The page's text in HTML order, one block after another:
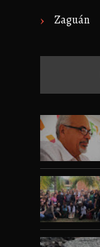
Zaguán